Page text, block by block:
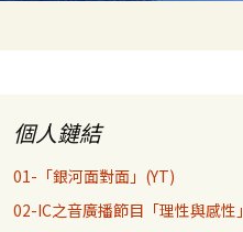
個人鏈結
01-「銀河面對面」(YT)
02-IC之音廣播節目「理性與感性」